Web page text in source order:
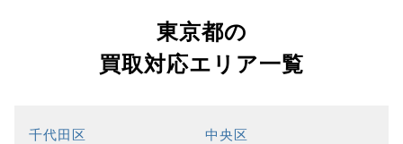
東京都の
買取対応エリア一覧
千代田区 中央区